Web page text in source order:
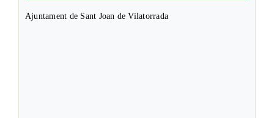
Ajuntament de Sant Joan de Vilatorrada